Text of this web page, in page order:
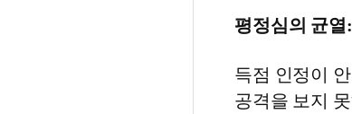
평정심의 균열:
득점 인정이
공격을 보지